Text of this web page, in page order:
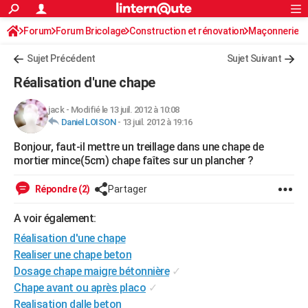
ACTUALITÉS
Politique
Société
Faits Divers
Education
Monde
Villes
+
FINANCE
Retraite
Impôts
Epargne
Immobilier
Risques naturels par ville
Banque
Assurance
Crédit
AUTO
Essais
Réserver un essai
Citadines
Berlines
SUV
Forum auto
+HIGH-TECH
Mobiles
Meilleur smartphone
Internet
Ordinateurs
Jeux vidéo
Guide high-tech
BRICOLAGE
WEEK-END
Guides de France
Escapades
Patrimoine
Expositions
Musées
Week-end nature
+LIFESTYLE
Art de vivre
Bien-être
Loisirs
ModeModes de vie
SANTE
Alimentation
Guide de la santé
Maladies
Médicaments
Sommeil
VOYAGE
Rechercher
S'inscrire
Connexion
Forum Forum Bricolage Construction et rénovation Maçonnerie
Sujet Précédent Sujet Suivant
Réalisation d'une chape
jack- Modifié le 13 juil. 2012 à 10:08
Daniel LOISON- 13 juil. 2012 à 19:16
Bonjour, faut-il mettre un treillage dans une chape de
mortier mince(5cm) chape faîtes sur un plancher ?
Répondre (2) Partager
A voir également:
Réalisation d'une chape
Realiser une chape beton
Dosage chape maigre bétonnière ✓
Chape avant ou après placo ✓
Realisation dalle beton